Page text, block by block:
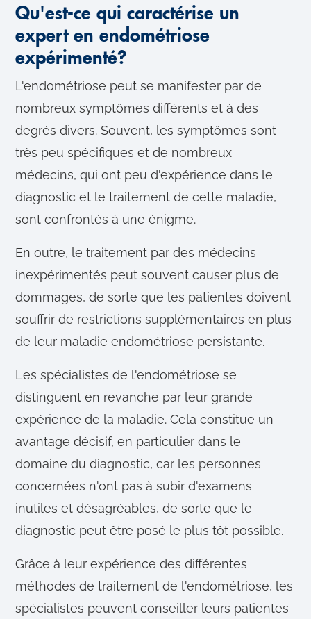
Qu'est-ce qui caractérise un
expert en endométriose
expérimenté?
L'endométriose peut se manifester par de
nombreux symptômes différents et à des
degrés divers. Souvent, les symptômes sont
très peu spécifiques et de nombreux
médecins, qui ont peu d'expérience dans le
diagnostic et le traitement de cette maladie,
sont confrontés à une énigme.
En outre, le traitement par des médecins
inexpérimentés peut souvent causer plus de
dommages, de sorte que les patientes doivent
souffrir de restrictions supplémentaires en plus
de leur maladie endométriose persistante.
Les spécialistes de l'endométriose se
distinguent en revanche par leur grande
expérience de la maladie. Cela constitue un
avantage décisif, en particulier dans le
domaine du diagnostic, car les personnes
concernées n'ont pas à subir d'examens
inutiles et désagréables, de sorte que le
diagnostic peut être posé le plus tôt possible.
Grâce à leur expérience des différentes
méthodes de traitement de l'endométriose, les
spécialistes peuvent conseiller leurs patientes